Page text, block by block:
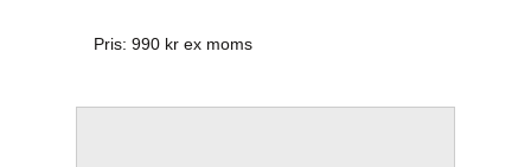
Pris: 990 kr ex moms